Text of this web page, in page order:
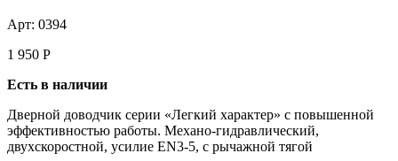
Арт: 0394
1 950 Р
Есть в наличии
Дверной доводчик серии «Легкий характер» с повышенной
эффективностью работы. Механо-гидравлический,
двухскоростной, усилие EN3-5, с рычажной тягой